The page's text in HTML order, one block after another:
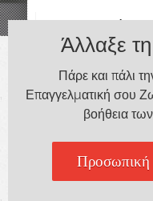
Το κλειδί
είναι πως
πράγματα,
έτσι ώστε
πετύχεις
Άλλαξε
Πάρε και πάλι
Επαγγελματική σου
βοήθεια
Προσωπική